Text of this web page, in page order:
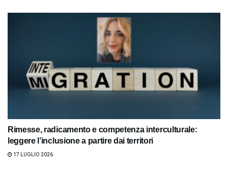
Rimesse, radicamento e competenza interculturale:
leggere l’inclusione a partire dai territori
17 LUGLIO 2026